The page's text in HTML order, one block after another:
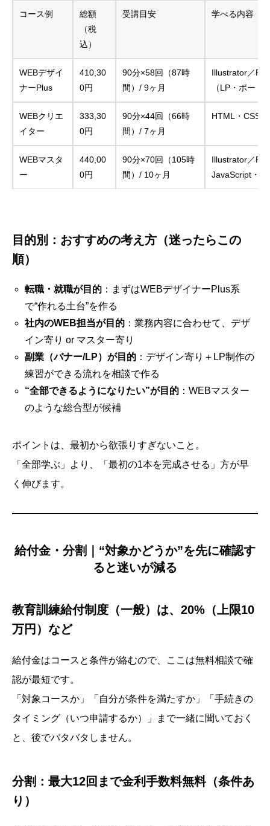
コース例
総額
（税
込）
受講目安 学べる内容（
WEBデザイ
ナーPlus
410,30
0円
90分×58回（87時
間）/ 9ヶ月
Illustrator／
（LP・ポート
WEBクリエ
イター
333,30
0円
90分×44回（66時
間）/ 7ヶ月
HTML・CSS
WEBマスタ
ー
440,00
0円
90分×70回（105時
間）/ 10ヶ月
Illustrator／
JavaScript・
目的別：おすすめの考え方（迷ったらこの
順）
転職・就職が目的：まずはWEBデザイナーPlus系
で“作れる土台”を作る
社内のWEB担当が目的：業務内容に合わせて、デザ
イン寄り or マスター寄り
副業（バナー/LP）が目的：デザイン寄り＋LP制作の
練習ができる流れを相談で作る
“全部できるようになりたい”が目的：WEBマスター
のような総合型が候補
ポイントは、最初から欲張りすぎないこと。
「全部学ぶ」より、「最初の1本を完成させる」方が早
く伸びます。
給付金・分割｜“対象かどうか”を先に確認す
ると迷いが減る
教育訓練給付制度（一般）は、20%（上限10
万円）など
給付金はコースと条件が絡むので、ここは無料相談で確
認が最短です。
「対象コースか」「自分が条件を満たすか」「手続きの
タイミング（いつ申請するか）」まで一緒に聞いておく
と、後でバタバタしません。
分割：最大12回まで金利手数料無料（条件あ
り）